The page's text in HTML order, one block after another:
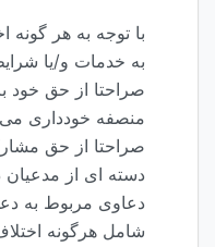
با توجه به هر گونه
صراحتا از حق خود
صراحتا از حق
دسته ای از
دعاوی مربوط به
شامل هرگونه